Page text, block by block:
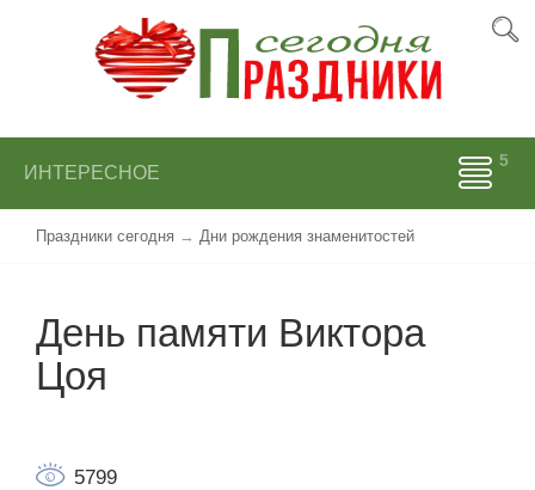
ИНТЕРЕСНОЕ
Праздники сегодня → Дни рождения знаменитостей
День памяти Виктора
Цоя
5799